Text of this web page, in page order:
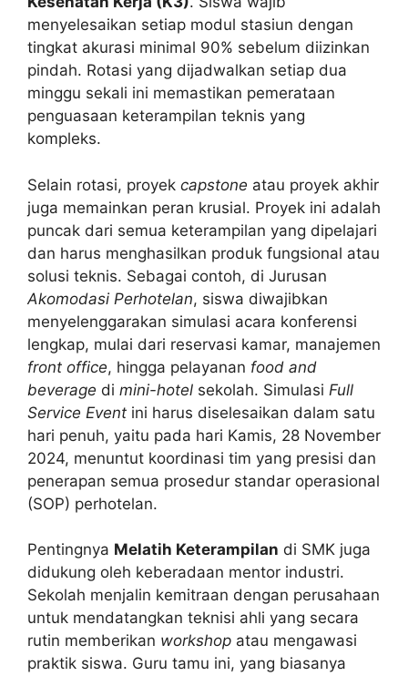
menyelesaikan setiap modul stasiun dengan
tingkat akurasi minimal 90% sebelum diizinkan
pindah. Rotasi yang dijadwalkan setiap dua
minggu sekali ini memastikan pemerataan
penguasaan keterampilan teknis yang
kompleks.
Selain rotasi, proyek capstone atau proyek akhir
juga memainkan peran krusial. Proyek ini adalah
puncak dari semua keterampilan yang dipelajari
dan harus menghasilkan produk fungsional atau
solusi teknis. Sebagai contoh, di Jurusan
Akomodasi Perhotelan, siswa diwajibkan
menyelenggarakan simulasi acara konferensi
lengkap, mulai dari reservasi kamar, manajemen
front office, hingga pelayanan food and
beverage di mini-hotel sekolah. Simulasi Full
Service Event ini harus diselesaikan dalam satu
hari penuh, yaitu pada hari Kamis, 28 November
2024, menuntut koordinasi tim yang presisi dan
penerapan semua prosedur standar operasional
(SOP) perhotelan.
Pentingnya Melatih Keterampilan di SMK juga
didukung oleh keberadaan mentor industri.
Sekolah menjalin kemitraan dengan perusahaan
untuk mendatangkan teknisi ahli yang secara
rutin memberikan workshop atau mengawasi
praktik siswa. Guru tamu ini, yang biasanya